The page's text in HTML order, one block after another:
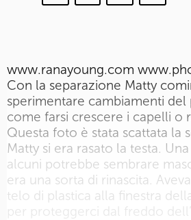
www.ranayoung.com
Con la separazione Matty
sperimentare cambiamenti
come farsi crescere i capelli o
Questa foto è stata scattata la
Matty si era rasato la testa.
alcuni potrebbe sembrare
era una sorta di rinascita.
telo di plastica alla finestra
per proteggerci dal freddo